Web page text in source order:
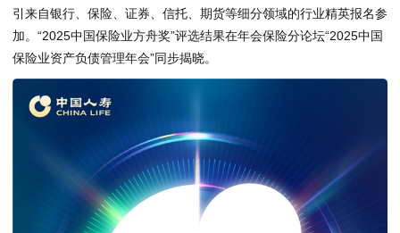
引来自银行、保险、证券、信托、期货等细分领域的行业精英报名参
加。“2025中国保险业方舟奖”评选结果在年会保险分论坛“2025中国
保险业资产负债管理年会”同步揭晓。